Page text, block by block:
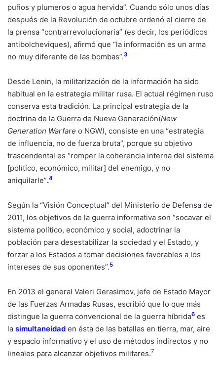
puños y plumeros o agua hervida”. Cuando sólo unos días
después de la Revolución de octubre ordenó el cierre de
la prensa “contrarrevolucionaria” (es decir, los periódicos
antibolcheviques), afirmó que “la información es un arma
no muy diferente de las bombas”.3
Desde Lenin, la militarización de la información ha sido
habitual en la estrategia militar rusa. El actual régimen ruso
conserva esta tradición. La principal estrategia de la
doctrina de la Guerra de Nueva Generación(New
Generation Warfare o NGW), consiste en una “estrategia
de influencia, no de fuerza bruta”, porque su objetivo
trascendental es “romper la coherencia interna del sistema
[político, económico, militar] del enemigo, y no
aniquilarle”.4
Según la “Visión Conceptual” del Ministerio de Defensa de
2011, los objetivos de la guerra informativa son “socavar el
sistema político, económico y social, adoctrinar la
población para desestabilizar la sociedad y el Estado, y
forzar a los Estados a tomar decisiones favorables a los
intereses de sus oponentes”.5
En 2013 el general Valeri Gerasimov, jefe de Estado Mayor
de las Fuerzas Armadas Rusas, escribió que lo que más
distingue la guerra convencional de la guerra híbrida6 es
la simultaneidad en ésta de las batallas en tierra, mar, aire
y espacio informativo y el uso de métodos indirectos y no
lineales para alcanzar objetivos militares.7